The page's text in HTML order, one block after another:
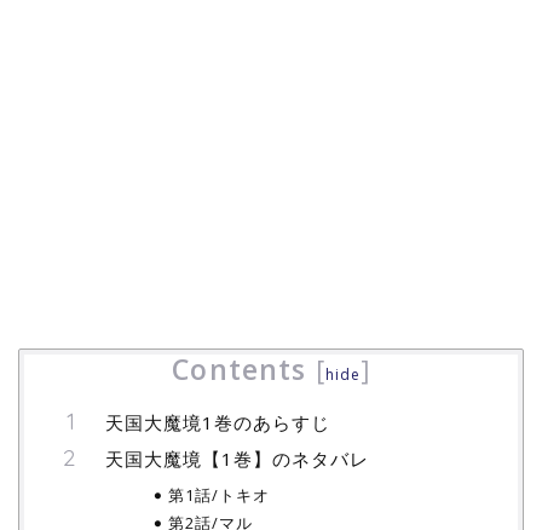
Contents [hide]
天国大魔境1巻のあらすじ
天国大魔境【1巻】のネタバレ
第1話/トキオ
第2話/マル